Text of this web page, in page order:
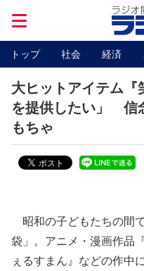
トップ 社会 経済
大ヒットアイテム
を提供したい」 信
もちゃ
昭和の子どもたちの間
袋」。アニメ・漫画作品
ぇるすまん』などの作中